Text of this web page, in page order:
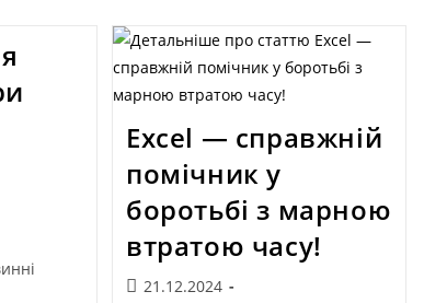
Excel — справжній
помічник у
боротьбі з марною
втратою часу!
21.12.2024